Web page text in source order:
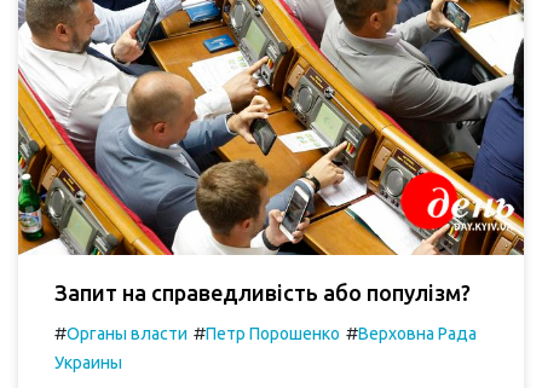
Запит на справедливість або популізм?
#Органы власти #Петр Порошенко #Верховна Рада
Украины